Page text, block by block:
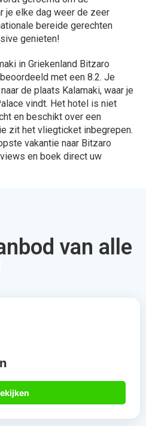
je elke dag weer de zeer
bereide gerechten
genieten!
in Griekenland Bitzaro
met een 8.2. Je
de plaats Kalamaki, waar je
vindt. Het hotel is niet
en beschikt over een
zit het vliegticket inbegrepen.
vakantie naar Bitzaro
en boek direct uw
van alle